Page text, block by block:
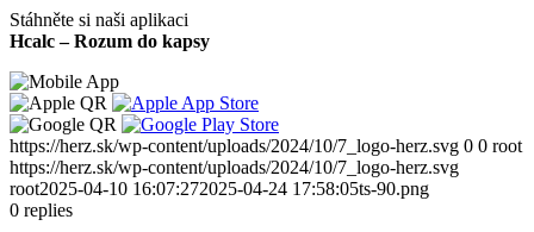
Stáhněte si naši aplikaci
Hcalc – Rozum do kapsy
https://herz.sk/wp-content/uploads/2024/10/7_logo-herz.svg 0 0 root
https://herz.sk/wp-content/uploads/2024/10/7_logo-herz.svg
root2025-04-10 16:07:272025-04-24 17:58:05ts-90.png
0 replies